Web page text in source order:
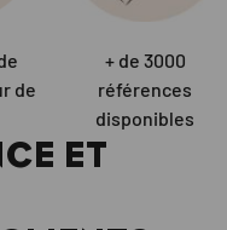
de
+ de 3000
références
disponibles
ET